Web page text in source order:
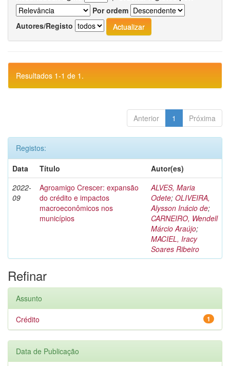
Por ordem
Autores/Registo
Resultados 1-1 de 1.
Anterior 1 Próxima
Registos:
Data
Título
Autor(es)
2022-
09
Agroamigo Crescer: expansão
do crédito e impactos
macroeconômicos nos
municípios
ALVES, Maria
Odete; OLIVEIRA,
Alysson Inácio de;
CARNEIRO, Wendell
Márcio Araújo;
MACIEL, Iracy
Soares Ribeiro
Refinar
Assunto
1
Crédito
Data de Publicação